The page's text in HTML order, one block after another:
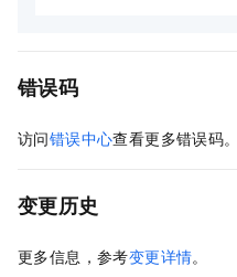
错误码
访问错误中心查看更多错误码。
变更历史
更多信息，参考变更详情。